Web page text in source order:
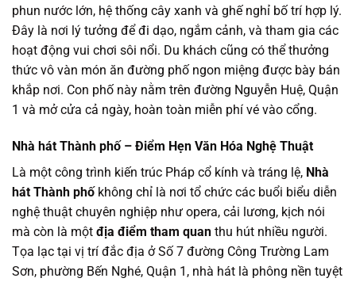
phun nước lớn, hệ thống cây xanh và ghế nghỉ bố trí hợp lý.
Đây là nơi lý tưởng để đi dạo, ngắm cảnh, và tham gia các
hoạt động vui chơi sôi nổi. Du khách cũng có thể thưởng
thức vô vàn món ăn đường phố ngon miệng được bày bán
khắp nơi. Con phố này nằm trên đường Nguyễn Huệ, Quận
1 và mở cửa cả ngày, hoàn toàn miễn phí vé vào cổng.
Nhà hát Thành phố – Điểm Hẹn Văn Hóa Nghệ Thuật
Là một công trình kiến trúc Pháp cổ kính và tráng lệ, Nhà
hát Thành phố không chỉ là nơi tổ chức các buổi biểu diễn
nghệ thuật chuyên nghiệp như opera, cải lương, kịch nói
mà còn là một địa điểm tham quan thu hút nhiều người.
Tọa lạc tại vị trí đắc địa ở Số 7 đường Công Trường Lam
Sơn, phường Bến Nghé, Quận 1, nhà hát là phông nền tuyệt